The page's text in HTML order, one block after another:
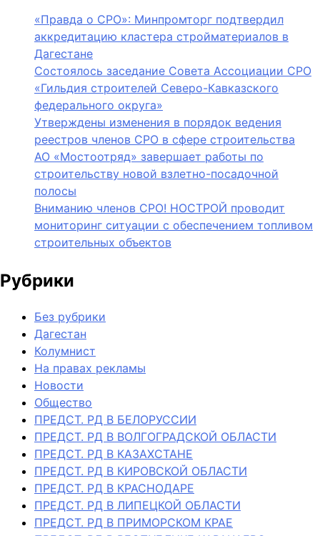
«Правда о СРО»: Минпромторг подтвердил
аккредитацию кластера стройматериалов в
Дагестане
Состоялось заседание Совета Ассоциации СРО
«Гильдия строителей Северо-Кавказского
федерального округа»
Утверждены изменения в порядок ведения
реестров членов СРО в сфере строительства
АО «Мостоотряд» завершает работы по
строительству новой взлетно-посадочной
полосы
Вниманию членов СРО! НОСТРОЙ проводит
мониторинг ситуации с обеспечением топливом
строительных объектов
Рубрики
Без рубрики
Дагестан
Колумнист
На правах рекламы
Новости
Общество
ПРЕДСТ. РД В БЕЛОРУССИИ
ПРЕДСТ. РД В ВОЛГОГРАДСКОЙ ОБЛАСТИ
ПРЕДСТ. РД В КАЗАХСТАНЕ
ПРЕДСТ. РД В КИРОВСКОЙ ОБЛАСТИ
ПРЕДСТ. РД В КРАСНОДАРЕ
ПРЕДСТ. РД В ЛИПЕЦКОЙ ОБЛАСТИ
ПРЕДСТ. РД В ПРИМОРСКОМ КРАЕ